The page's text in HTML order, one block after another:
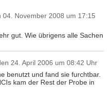
04. November 2008 um 17:15
gut. Wie übrigens alle Sachen
24. April 2006 um 08:42 Uhr
benutzt und fand sie furchtbar.
kam der Rest der Probe in